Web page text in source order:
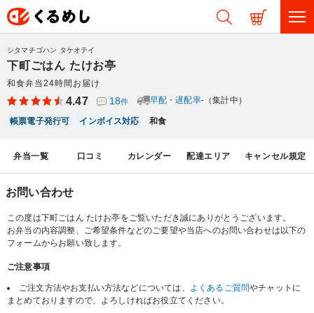
下町ごはん たけお亭
和食弁当24時間お届け
シタマチゴハン タケオテイ
4.47 18件 早配・遅配率-（集計中）
帳票電子発行可 インボイス対応 和食
弁当一覧 口コミ カレンダー 配達エリア キャンセル規定
お問い合わせ
この度は下町ごはん たけお亭をご覧いただき誠にありがとうございます。
お弁当の内容調整、ご希望条件などのご要望や当店へのお問い合わせは以下の
フォームからお願い致します。
ご注意事項
ご注文方法やお支払い方法などについては、 よくあるご質問やチャットに
まとめておりますので、よろしければお役立てください。